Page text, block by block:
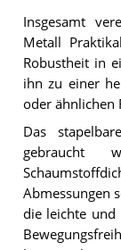
Insgesamt
Metall
Robustheit in
ihn zu einer
oder ähnlichen
Das
gebraucht
Abmessungen
die leichte und